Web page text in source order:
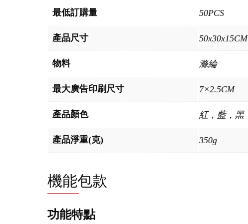
最低訂購量 50PCS
產品尺寸 50x30x15CM
物料 滌綸
最大廣告印刷尺寸 7×2.5CM
產品顏色 紅，藍，黑
產品淨重(克) 350g
機能包款
功能特點